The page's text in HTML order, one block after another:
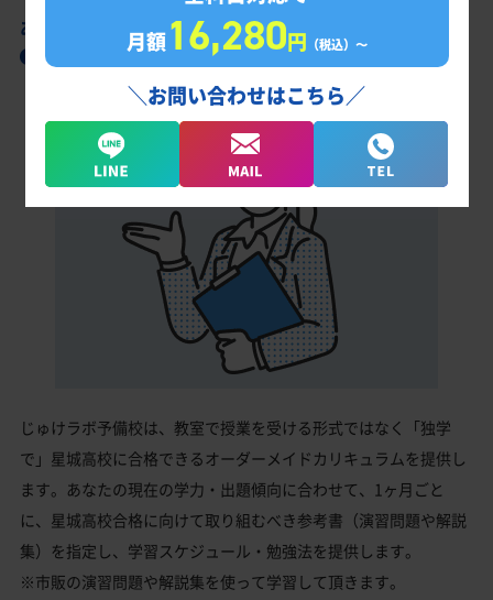
あなただけの学習計画だから成果が出る！
星城高校合格に向けた受験対策カリキュラム
じゅけラボ予備校は、教室で授業を受ける形式ではなく「独学
で」星城高校に合格できるオーダーメイドカリキュラムを提供し
ます。あなたの現在の学力・出題傾向に合わせて、1ヶ月ごと
に、星城高校合格に向けて取り組むべき参考書（演習問題や解説
集）を指定し、学習スケジュール・勉強法を提供します。
※市販の演習問題や解説集を使って学習して頂きます。
月額16,280円 （税込）〜
＼お問い合わせはこちら／